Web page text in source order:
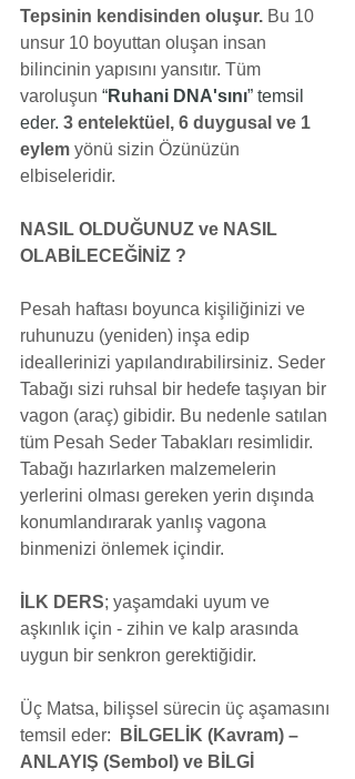
Tepsinin kendisinden oluşur. Bu 10
unsur 10 boyuttan oluşan insan
bilincinin yapısını yansıtır. Tüm
varoluşun “Ruhani DNA'sını” temsil
eder. 3 entelektüel, 6 duygusal ve 1
eylem yönü sizin Özünüzün
elbiseleridir.
NASIL OLDUĞUNUZ ve NASIL
OLABİLECEĞİNİZ ?
Pesah haftası boyunca kişiliğinizi ve
ruhunuzu (yeniden) inşa edip
ideallerinizi yapılandırabilirsiniz. Seder
Tabağı sizi ruhsal bir hedefe taşıyan bir
vagon (araç) gibidir. Bu nedenle satılan
tüm Pesah Seder Tabakları resimlidir.
Tabağı hazırlarken malzemelerin
yerlerini olması gereken yerin dışında
konumlandırarak yanlış vagona
binmenizi önlemek içindir.
İLK DERS; yaşamdaki uyum ve
aşkınlık için - zihin ve kalp arasında
uygun bir senkron gerektiğidir.
Üç Matsa, bilişsel sürecin üç aşamasını
temsil eder:
BİLGELİK (Kavram) –
ANLAYIŞ (Sembol) ve BİLGİ